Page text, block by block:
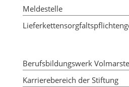
Meldestelle
Berufsbildungswerk
Karrierebereich der Stiftung